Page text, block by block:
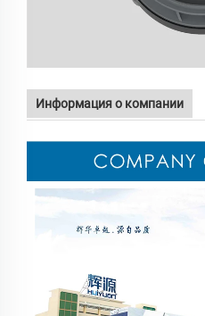
Информация о компании